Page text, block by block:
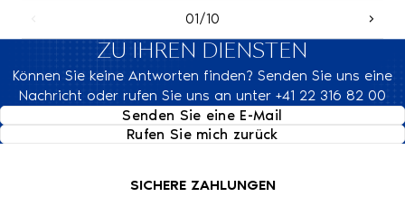
01/10
ZU IHREN DIENSTEN
Können Sie keine Antworten finden? Senden Sie uns eine
Nachricht oder rufen Sie uns an unter +41 22 316 82 00
Senden Sie eine E-Mail
Rufen Sie mich zurück
SICHERE ZAHLUNGEN